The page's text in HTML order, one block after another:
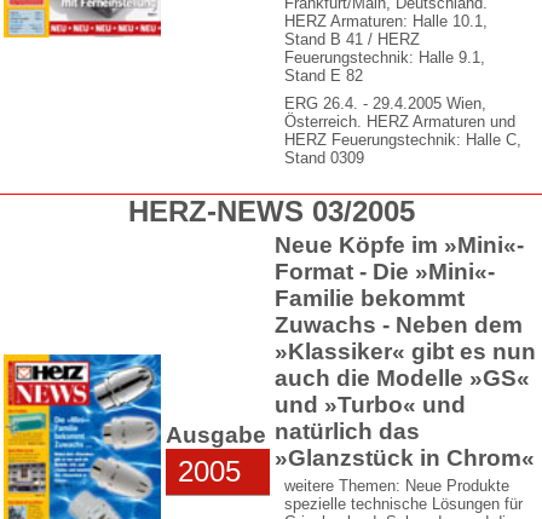
HERZ Armaturen: Halle 10.1,
Stand B 41 / HERZ
Feuerungstechnik: Halle 9.1,
Stand E 82
ERG 26.4. - 29.4.2005 Wien,
Österreich. HERZ Armaturen und
HERZ Feuerungstechnik: Halle C,
Stand 0309
HERZ-NEWS 03/2005
Ausgabe
2005
Neue Köpfe im »Mini«-
Format - Die »Mini«-
Familie bekommt
Zuwachs - Neben dem
»Klassiker« gibt es nun
auch die Modelle »GS«
und »Turbo« und
natürlich das
»Glanzstück in Chrom«
weitere Themen: Neue Produkte
spezielle technische Lösungen für